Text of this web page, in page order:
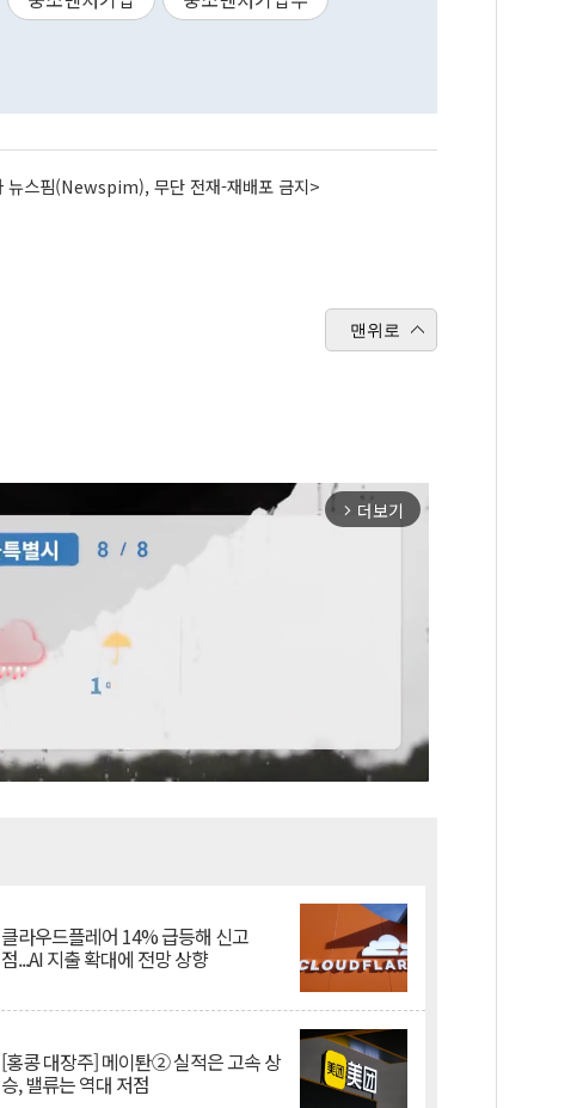
뉴스핌(Newspim), 무단 전재-재배포 금지>
맨위로
arrow_forward_ios 더보기
클라우드플레어 14% 급등해 신고
점...AI 지출 확대에 전망 상향
[홍콩 대장주] 메이퇀② 실적은 고속 상
승, 밸류는 역대 저점